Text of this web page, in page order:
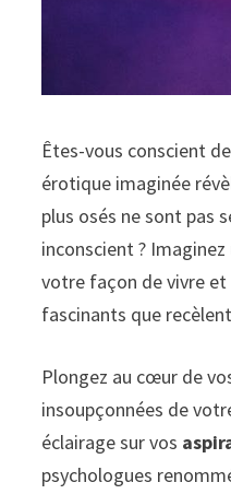
Êtes-vous conscient
érotique imaginée
plus osés ne sont pas
inconscient ?
votre façon de vivre et
fascinants que
Plongez au cœur de
insoupçonnées de
éclairage sur vos
psychologues